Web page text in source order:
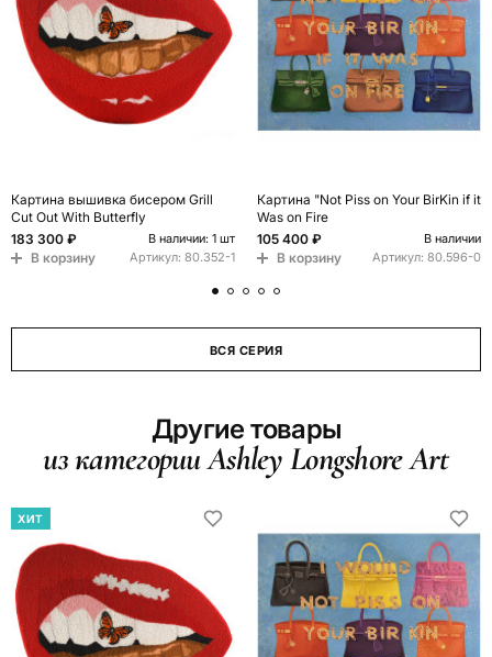
Картина вышивка бисером Grill
Cut Out With Butterfly
183 300 ₽
В наличии: 1 шт
В корзину Артикул: 80.352-1
Картина "Not Piss on Your BirKin if it
Was on Fire
105 400 ₽
В наличии
В корзину Артикул: 80.596-0
ВСЯ СЕРИЯ
Другие товары
из категории Ashley Longshore Art
ХИТ